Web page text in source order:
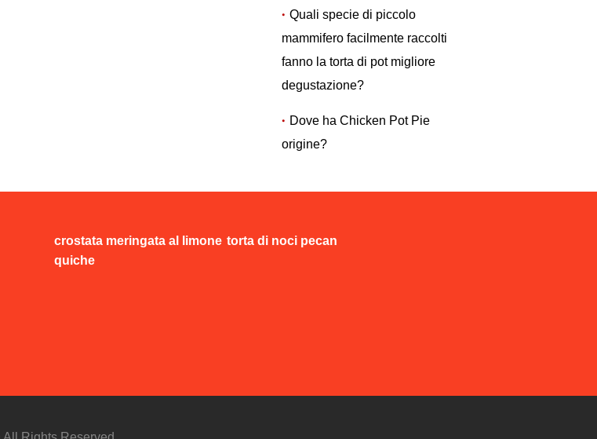
Quali specie di piccolo
mammifero facilmente raccolti
fanno la torta di pot migliore
degustazione?
Dove ha Chicken Pot Pie
origine?
crostata meringata al limone torta di noci pecan
quiche